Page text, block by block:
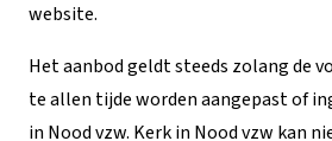
website.
Het aanbod geldt steeds zolang de
te allen tijde worden aangepast of
in Nood vzw. Kerk in Nood vzw kan